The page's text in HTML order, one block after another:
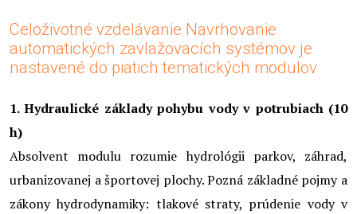
Celoživotné vzdelávanie Navrhovanie
automatických zavlažovacích systémov je
nastavené do piatich tematických modulov
1. Hydraulické základy pohybu vody v potrubiach (10
h)
Absolvent modulu rozumie hydrológii parkov, záhrad,
urbanizovanej a športovej plochy. Pozná základné pojmy a
zákony hydrodynamiky: tlakové straty, prúdenie vody v